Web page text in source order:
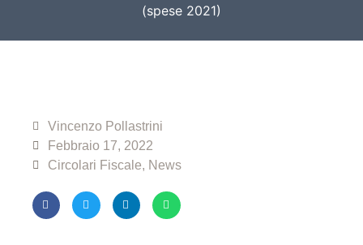
(spese 2021)
Vincenzo Pollastrini
Febbraio 17, 2022
Circolari Fiscale, News